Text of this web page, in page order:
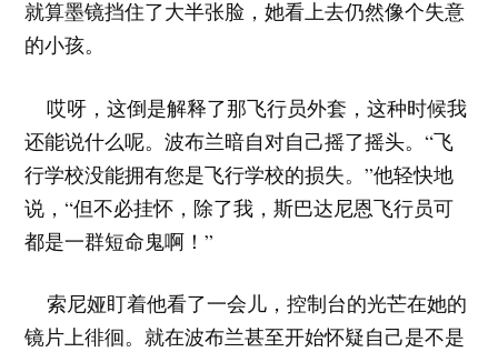
就算墨镜挡住了大半张脸，她看上去仍然像个失意
的小孩。
哎呀，这倒是解释了那飞行员外套，这种时候我
还能说什么呢。波布兰暗自对自己摇了摇头。“飞
行学校没能拥有您是飞行学校的损失。”他轻快地
说，“但不必挂怀，除了我，斯巴达尼恩飞行员可
都是一群短命鬼啊！”
索尼娅盯着他看了一会儿，控制台的光芒在她的
镜片上徘徊。就在波布兰甚至开始怀疑自己是不是